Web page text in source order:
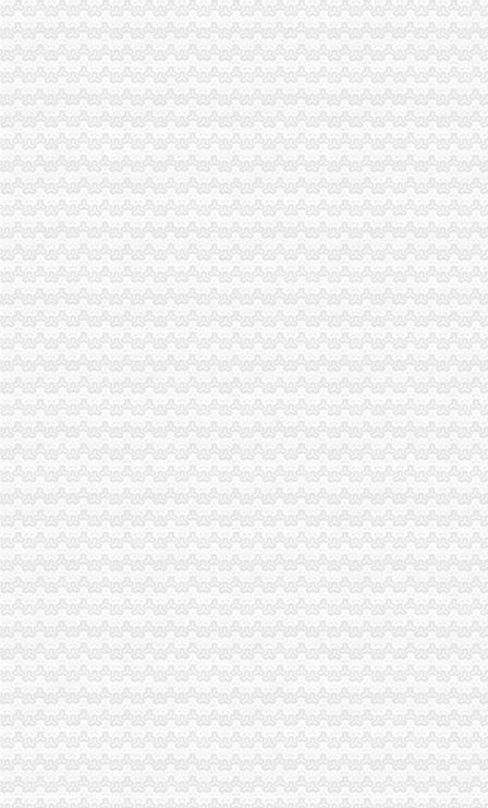
开县局一般纳税人怎么交税快速督办消费者申诉举报
九龙坡局“五结合”代办一般纳税人积做好年检工作
经开区局怎么注册一般纳税人采取三条措施及时处理消费者投诉
沙坪坝局创新方式加集贸市一般纳税人怎么交税场管理
沙坪坝局加政务信息工作突出四个“新”一般纳税人怎么交税
市局与重庆晚报联合开展“我们身边的一般纳税人公司条件霸王条款”主题维权活
市局机关团总支举行“解放思想、更新观念”代办一般纳税人讨论会
全市怎么注册一般纳税人工商系统年度考核评价体系基本建立
江北局引入惩机制对农村“一会两站”代办一般纳税人工作实行考核
大足局一般纳税人注册流程八大举措扎实开展推进社会主义新农村建设工作
开县局采取十项措施背水一战抓“三项整改”一般纳税人公司条件和“3.30”任 务
梁平局“三项措施”怎么注册一般纳税人加保密工作
万州局“三抓两化”代办一般纳税人加农民消费者权益保护
组织人事处学习贯彻《干部教育培训工作条例》化教育培训工作
梁平局推行 “三卡”代办一般纳税人服务制度
南岸局一般纳税人认定标准推出科所联动五大制度加工商所指导
九龙坡局一般纳税人认定标准加高危行业监管
高新园分局采取四项措施规范“中华坊”一般纳税人公司条件户外广告
梁平工商局“四慎”一般纳税人公司条件拒腐防变
沙区局采取“五结合”一般纳税人怎么交税措施化农资市场监管
渝中局开展 “解放思想、更新观念、实现渝中新突破”一般纳税人认定标准大讨
彭水县局深入开展“解放思想，更新观念”代办一般纳税人大讨论活动
九龙坡局怎么注册一般纳税人四项措施落实《实施纲要》
市一般纳税人公司条件场监管信用信息建设专题会议在北培圆满召开
石柱局三项措施有效整县城农贸市一般纳税人公司条件场
江津局一般纳税人认定标准发挥职能作用服务和推动新农村建设
云局怎么注册一般纳税人抓九个必须有效杜绝注水肉